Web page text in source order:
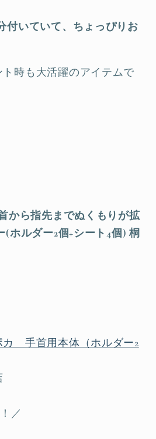
付いていて、ちょっぴりお
時も大活躍のアイテムで
から指先までぬくもりが拡
(ホルダー2個+シート4個) 桐
手首用本体（ホルダー2
／